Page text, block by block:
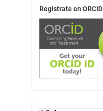
Registrate en ORCID